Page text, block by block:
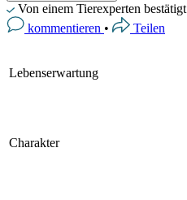
Von einem Tierexperten bestätigt
kommentieren • Teilen
Lebenserwartung
Charakter